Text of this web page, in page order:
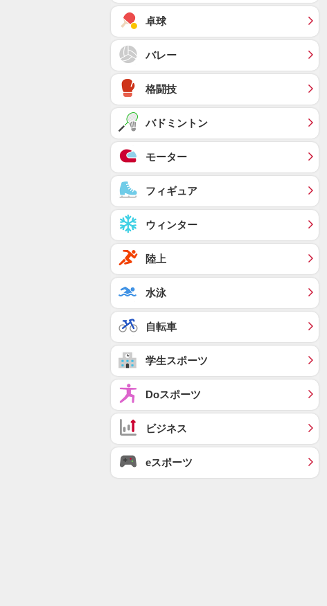
卓球
バレー
格闘技
バドミントン
モーター
フィギュア
ウィンター
陸上
水泳
自転車
学生スポーツ
Doスポーツ
ビジネス
eスポーツ